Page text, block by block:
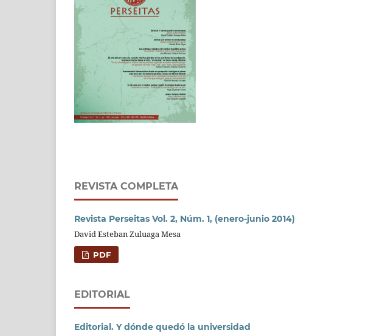
REVISTA COMPLETA
Revista Perseitas Vol. 2, Núm. 1, (enero-junio 2014)
David Esteban Zuluaga Mesa
PDF
EDITORIAL
Editorial. Y dónde quedó la universidad